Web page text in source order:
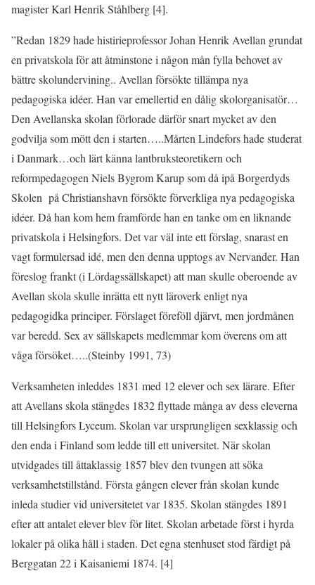
magister Karl Henrik Ståhlberg [4].
”Redan 1829 hade histirieprofessor Johan Henrik Avellan grundat
en privatskola för att åtminstone i någon mån fylla behovet av
bättre skolundervining.. Avellan försökte tillämpa nya
pedagogiska idéer. Han var emellertid en dålig skolorganisatör…
Den Avellanska skolan förlorade därför snart mycket av den
godvilja som mött den i starten…..Mårten Lindefors hade studerat
i Danmark…och lärt känna lantbruksteoretikern och
reformpedagogen Niels Bygrom Karup som då ipå Borgerdyds
Skolen på Christianshavn försökte förverkliga nya pedagogiska
idéer. Då han kom hem framförde han en tanke om en liknande
privatskola i Helsingfors. Det var väl inte ett förslag, snarast en
vagt formulersad idé, men den denna upptogs av Nervander. Han
föreslog frankt (i Lördagssällskapet) att man skulle oberoende av
Avellan skola skulle inrätta ett nytt läroverk enligt nya
pedagogidka principer. Förslaget föreföll djärvt, men jordmånen
var beredd. Sex av sällskapets medlemmar kom överens om att
våga försöket…..(Steinby 1991, 73)
Verksamheten inleddes 1831 med 12 elever och sex lärare. Efter
att Avellans skola stängdes 1832 flyttade många av dess eleverna
till Helsingfors Lyceum. Skolan var ursprungligen sexklassig och
den enda i Finland som ledde till ett universitet. När skolan
utvidgades till åttaklassig 1857 blev den tvungen att söka
verksamhetstillstånd. Första gången elever från skolan kunde
inleda studier vid universitetet var 1835. Skolan stängdes 1891
efter att antalet elever blev för litet. Skolan arbetade först i hyrda
lokaler på olika håll i staden. Det egna stenhuset stod färdigt på
Berggatan 22 i Kaisaniemi 1874. [4]